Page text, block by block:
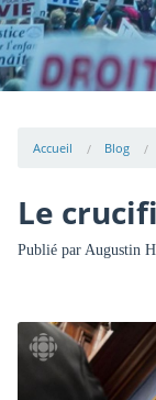
Accueil Blog
Le
Publié par Augustin